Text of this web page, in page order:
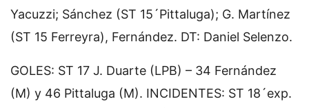
Yacuzzi; Sánchez (ST 15´Pittaluga); G. Martínez
(ST 15 Ferreyra), Fernández. DT: Daniel Selenzo.
GOLES: ST 17 J. Duarte (LPB) – 34 Fernández
(M) y 46 Pittaluga (M). INCIDENTES: ST 18´exp.